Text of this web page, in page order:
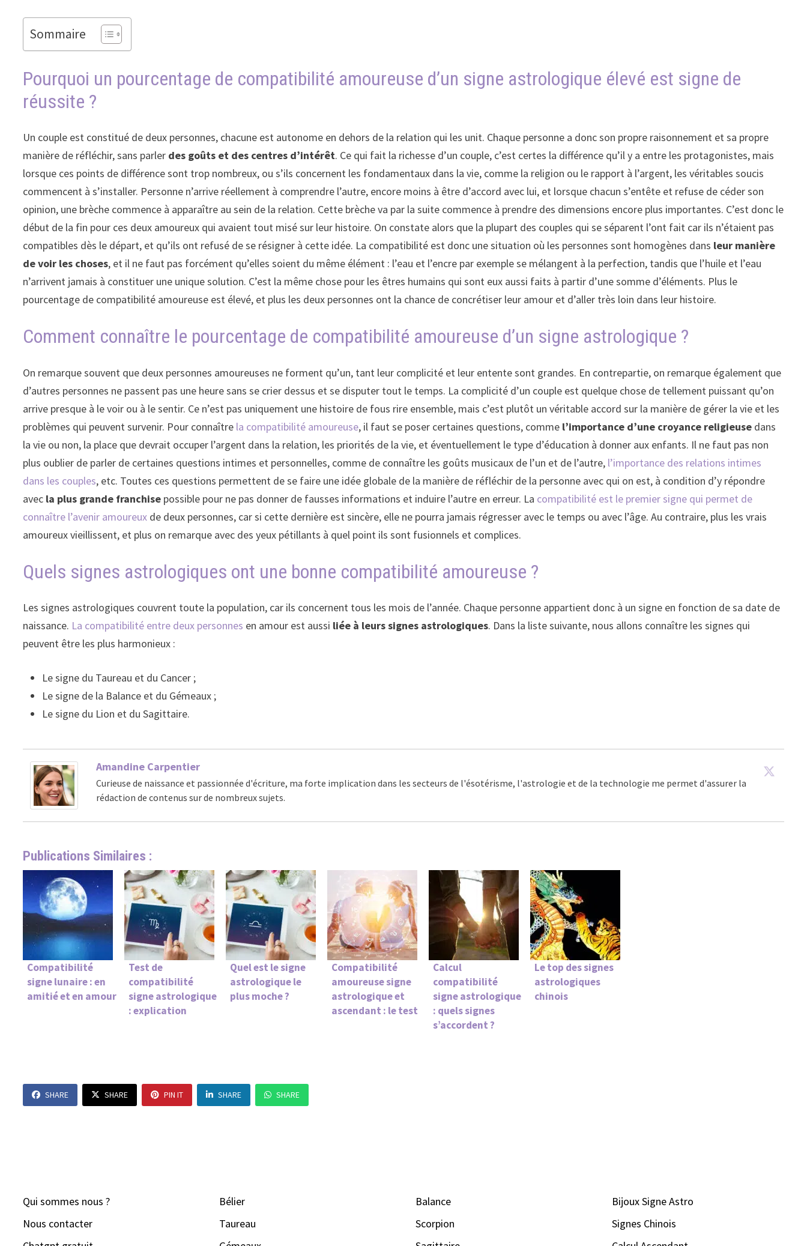
Sommaire
Pourquoi un pourcentage de compatibilité amoureuse d’un signe astrologique élevé est signe de
réussite ?
Un couple est constitué de deux personnes, chacune est autonome en dehors de la relation qui les unit. Chaque personne a donc son propre raisonnement et sa propre
manière de réfléchir, sans parler des goûts et des centres d’intérêt. Ce qui fait la richesse d’un couple, c’est certes la différence qu’il y a entre les protagonistes, mais
lorsque ces points de différence sont trop nombreux, ou s’ils concernent les fondamentaux dans la vie, comme la religion ou le rapport à l’argent, les véritables soucis
commencent à s’installer. Personne n’arrive réellement à comprendre l’autre, encore moins à être d’accord avec lui, et lorsque chacun s’entête et refuse de céder son
opinion, une brèche commence à apparaître au sein de la relation. Cette brèche va par la suite commence à prendre des dimensions encore plus importantes. C’est donc le
début de la fin pour ces deux amoureux qui avaient tout misé sur leur histoire. On constate alors que la plupart des couples qui se séparent l’ont fait car ils n’étaient pas
compatibles dès le départ, et qu’ils ont refusé de se résigner à cette idée. La compatibilité est donc une situation où les personnes sont homogènes dans leur manière
de voir les choses, et il ne faut pas forcément qu’elles soient du même élément : l’eau et l’encre par exemple se mélangent à la perfection, tandis que l’huile et l’eau
n’arrivent jamais à constituer une unique solution. C’est la même chose pour les êtres humains qui sont eux aussi faits à partir d’une somme d’éléments. Plus le
pourcentage de compatibilité amoureuse est élevé, et plus les deux personnes ont la chance de concrétiser leur amour et d’aller très loin dans leur histoire.
Comment connaître le pourcentage de compatibilité amoureuse d’un signe astrologique ?
On remarque souvent que deux personnes amoureuses ne forment qu’un, tant leur complicité et leur entente sont grandes. En contrepartie, on remarque également que
d’autres personnes ne passent pas une heure sans se crier dessus et se disputer tout le temps. La complicité d’un couple est quelque chose de tellement puissant qu’on
arrive presque à le voir ou à le sentir. Ce n’est pas uniquement une histoire de fous rire ensemble, mais c’est plutôt un véritable accord sur la manière de gérer la vie et les
problèmes qui peuvent survenir. Pour connaître la compatibilité amoureuse, il faut se poser certaines questions, comme l’importance d’une croyance religieuse dans
la vie ou non, la place que devrait occuper l’argent dans la relation, les priorités de la vie, et éventuellement le type d’éducation à donner aux enfants. Il ne faut pas non
plus oublier de parler de certaines questions intimes et personnelles, comme de connaître les goûts musicaux de l’un et de l’autre, l’importance des relations intimes
dans les couples, etc. Toutes ces questions permettent de se faire une idée globale de la manière de réfléchir de la personne avec qui on est, à condition d’y répondre
avec la plus grande franchise possible pour ne pas donner de fausses informations et induire l’autre en erreur. La compatibilité est le premier signe qui permet de
connaître l’avenir amoureux de deux personnes, car si cette dernière est sincère, elle ne pourra jamais régresser avec le temps ou avec l’âge. Au contraire, plus les vrais
amoureux vieillissent, et plus on remarque avec des yeux pétillants à quel point ils sont fusionnels et complices.
Quels signes astrologiques ont une bonne compatibilité amoureuse ?
Les signes astrologiques couvrent toute la population, car ils concernent tous les mois de l’année. Chaque personne appartient donc à un signe en fonction de sa date de
naissance. La compatibilité entre deux personnes en amour est aussi liée à leurs signes astrologiques. Dans la liste suivante, nous allons connaître les signes qui
peuvent être les plus harmonieux :
Le signe du Taureau et du Cancer ;
Le signe de la Balance et du Gémeaux ;
Le signe du Lion et du Sagittaire.
Amandine Carpentier
Curieuse de naissance et passionnée d'écriture, ma forte implication dans les secteurs de l'ésotérisme, l'astrologie et de la technologie me permet d'assurer la
rédaction de contenus sur de nombreux sujets.
Publications Similaires :
Compatibilité
signe lunaire : en
amitié et en amour
Test de
compatibilité
signe astrologique
: explication
Quel est le signe
astrologique le
plus moche ?
Compatibilité
amoureuse signe
astrologique et
ascendant : le test
Calcul
compatibilité
signe astrologique
: quels signes
s’accordent ?
Le top des signes
astrologiques
chinois
SHARE SHARE PIN IT SHARE SHARE
Qui sommes nous ?
Nous contacter
Bélier
Taureau
Balance
Scorpion
Bijoux Signe Astro
Signes Chinois